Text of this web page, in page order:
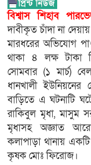
বিশ্বাস শিহাব
দাবীকৃত চাঁদা না
মারধরের অভিযোগ
থাকা ৪ লক্ষ টাকা
সোমবার (১ মার্চ)
ধানখালী ইউনিয়নের
বাড়িতে এ ঘটনাটি
রাকিবুল মৃধা, মাসুম
মৃধাসহ অজ্ঞাত
কলাপাড়া থানায়
কৃষক মোঃ ফিরোজ।